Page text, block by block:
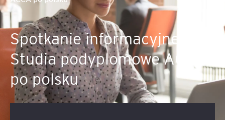
Spotkanie informacyjne –
Studia podyplomowe ACCA
po polsku